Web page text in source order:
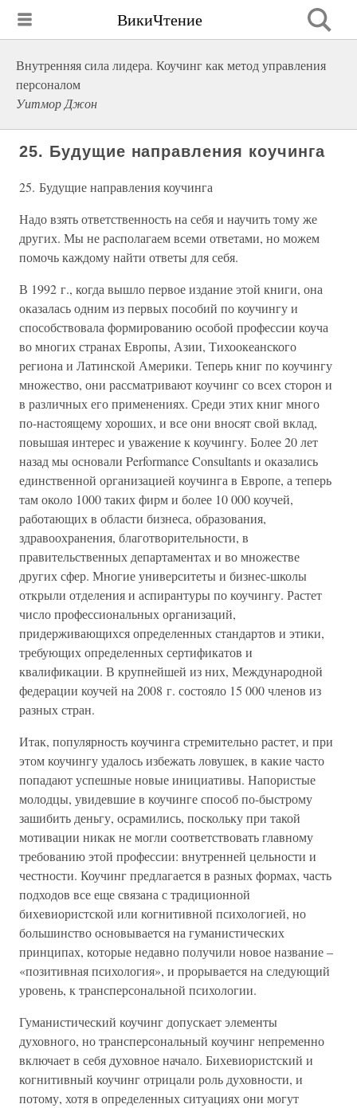
ВикиЧтение
Внутренняя сила лидера. Коучинг как метод управления
персоналом
Уитмор Джон
25. Будущие направления коучинга
25. Будущие направления коучинга
Надо взять ответственность на себя и научить тому же
других. Мы не располагаем всеми ответами, но можем
помочь каждому найти ответы для себя.
В 1992 г., когда вышло первое издание этой книги, она
оказалась одним из первых пособий по коучингу и
способствовала формированию особой профессии коуча
во многих странах Европы, Азии, Тихоокеанского
региона и Латинской Америки. Теперь книг по коучингу
множество, они рассматривают коучинг со всех сторон и
в различных его применениях. Среди этих книг много
по-настоящему хороших, и все они вносят свой вклад,
повышая интерес и уважение к коучингу. Более 20 лет
назад мы основали Performance Consultants и оказались
единственной организацией коучинга в Европе, а теперь
там около 1000 таких фирм и более 10 000 коучей,
работающих в области бизнеса, образования,
здравоохранения, благотворительности, в
правительственных департаментах и во множестве
других сфер. Многие университеты и бизнес-школы
открыли отделения и аспирантуры по коучингу. Растет
число профессиональных организаций,
придерживающихся определенных стандартов и этики,
требующих определенных сертификатов и
квалификации. В крупнейшей из них, Международной
федерации коучей на 2008 г. состояло 15 000 членов из
разных стран.
Итак, популярность коучинга стремительно растет, и при
этом коучингу удалось избежать ловушек, в какие часто
попадают успешные новые инициативы. Напористые
молодцы, увидевшие в коучинге способ по-быстрому
зашибить деньгу, осрамились, поскольку при такой
мотивации никак не могли соответствовать главному
требованию этой профессии: внутренней цельности и
честности. Коучинг предлагается в разных формах, часть
подходов все еще связана с традиционной
бихевиористской или когнитивной психологией, но
большинство основывается на гуманистических
принципах, которые недавно получили новое название –
«позитивная психология», и прорывается на следующий
уровень, к трансперсональной психологии.
Гуманистический коучинг допускает элементы
духовного, но трансперсональный коучинг непременно
включает в себя духовное начало. Бихевиористский и
когнитивный коучинг отрицали роль духовности, и
потому, хотя в определенных ситуациях они могут